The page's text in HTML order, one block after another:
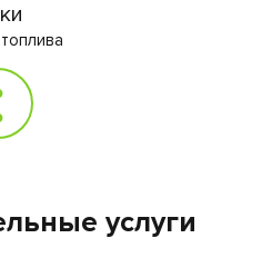
услуги